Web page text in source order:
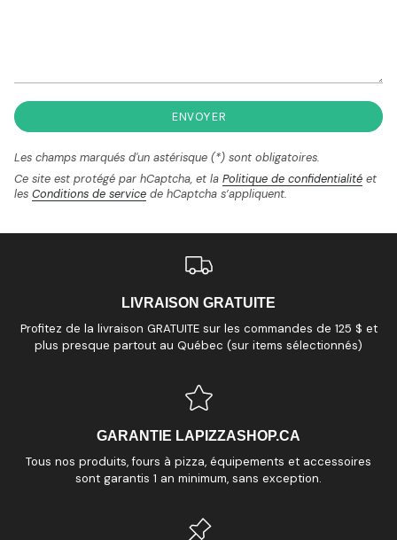
ENVOYER
Les champs marqués d'un astérisque (*) sont obligatoires.
Ce site est protégé par hCaptcha, et la Politique de confidentialité et
les Conditions de service de hCaptcha s’appliquent.
LIVRAISON GRATUITE
Profitez de la livraison GRATUITE sur les commandes de 125 $ et
plus presque partout au Québec (sur items sélectionnés)
GARANTIE LAPIZZASHOP.CA
Tous nos produits, fours à pizza, équipements et accessoires
sont garantis 1 an minimum, sans exception.